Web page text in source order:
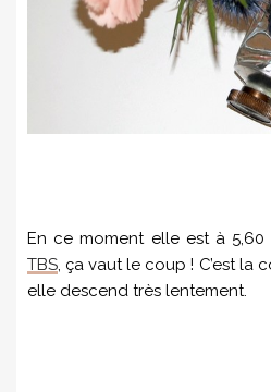
En ce moment elle est à 5,60
TBS, ça vaut le coup ! C’est la
elle descend très lentement.